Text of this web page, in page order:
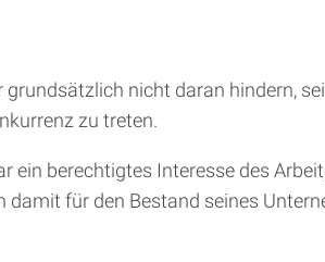
grundsätzlich nicht daran hindern,
zu treten.
berechtigtes Interesse des
für den Bestand seines